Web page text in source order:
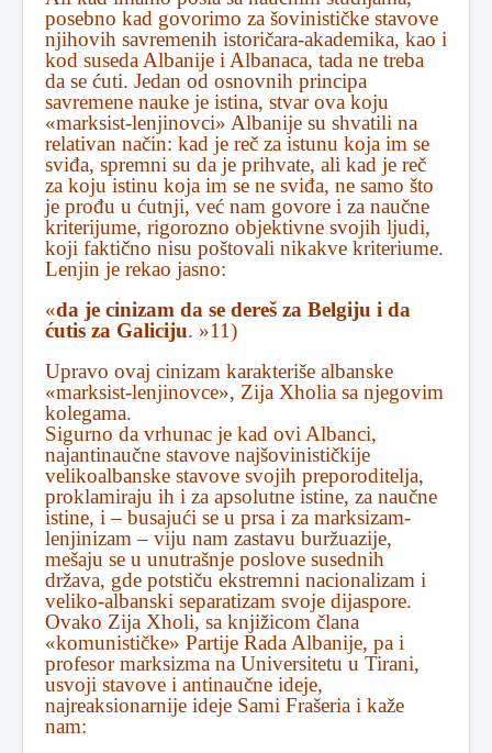
posebno kad govorimo za šovinističke stavove
njihovih savremenih istoričara-akademika, kao i
kod suseda Albanije i Albanaca, tada ne treba
da se ćuti. Jedan od osnovnih principa
savremene nauke je istina, stvar ova koju
«marksist-lenjinovci» Albanije su shvatili na
relativan način: kad je reč za istunu koja im se
sviđa, spremni su da je prihvate, ali kad je reč
za koju istinu koja im se ne sviđa, ne samo što
je prođu u ćutnji, već nam govore i za naučne
kriterijume, rigorozno objektivne svojih ljudi,
koji faktično nisu poštovali nikakve kriteriume.
Lenjin je rekao jasno:
«da je cinizam da se dereš za Belgiju i da
ćutis za Galiciju. »11)
Upravo ovaj cinizam karakteriše albanske
«marksist-lenjinovce», Zija Xholia sa njegovim
kolegama.
Sigurno da vrhunac je kad ovi Albanci,
najantinaučne stavove najšovinističkije
velikoalbanske stavove svojih preporoditelja,
proklamiraju ih i za apsolutne istine, za naučne
istine, i – busajući se u prsa i za marksizam-
lenjinizam – viju nam zastavu buržuazije,
mešaju se u unutrašnje poslove susednih
država, gde potstiču ekstremni nacionalizam i
veliko-albanski separatizam svoje dijaspore.
Ovako Zija Xholi, sa knjižicom člana
«komunističke» Partije Rada Albanije, pa i
profesor marksizma na Universitetu u Tirani,
usvoji stavove i antinaučne ideje,
najreaksionarnije ideje Sami Frašeria i kaže
nam: